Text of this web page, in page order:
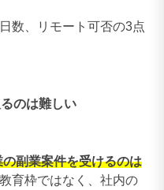
数、リモート可否の3点
のは難しい
副業案件を受けるのは
育枠ではなく、社内の